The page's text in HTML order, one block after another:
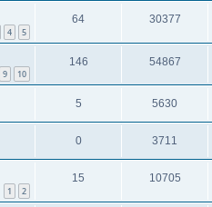
4 5
64 30377
9 10
146 54867
5 5630
0 3711
1 2
15 10705